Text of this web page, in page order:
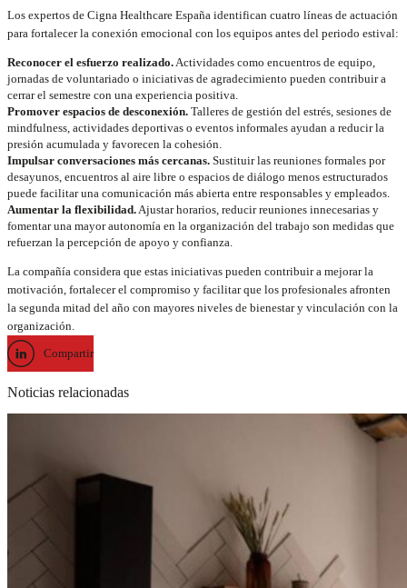
Los expertos de Cigna Healthcare España identifican cuatro líneas de actuación
para fortalecer la conexión emocional con los equipos antes del periodo estival:
Reconocer el esfuerzo realizado. Actividades como encuentros de equipo,
jornadas de voluntariado o iniciativas de agradecimiento pueden contribuir a
cerrar el semestre con una experiencia positiva.
Promover espacios de desconexión. Talleres de gestión del estrés, sesiones de
mindfulness, actividades deportivas o eventos informales ayudan a reducir la
presión acumulada y favorecen la cohesión.
Impulsar conversaciones más cercanas. Sustituir las reuniones formales por
desayunos, encuentros al aire libre o espacios de diálogo menos estructurados
puede facilitar una comunicación más abierta entre responsables y empleados.
Aumentar la flexibilidad. Ajustar horarios, reducir reuniones innecesarias y
fomentar una mayor autonomía en la organización del trabajo son medidas que
refuerzan la percepción de apoyo y confianza.
La compañía considera que estas iniciativas pueden contribuir a mejorar la
motivación, fortalecer el compromiso y facilitar que los profesionales afronten
la segunda mitad del año con mayores niveles de bienestar y vinculación con la
organización.
Compartir
Noticias relacionadas